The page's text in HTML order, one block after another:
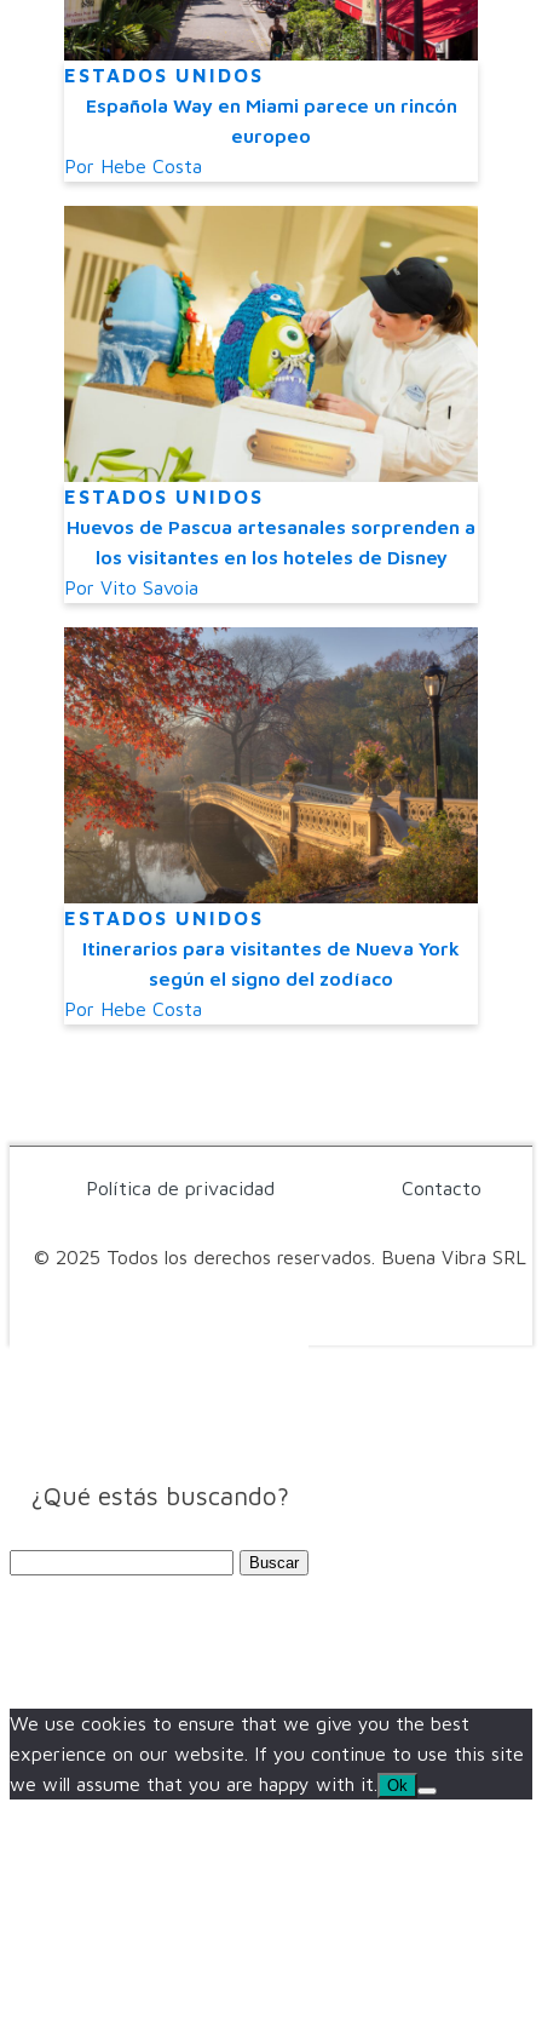
ESTADOS UNIDOS
Española Way en Miami parece un rincón
europeo
Por Hebe Costa
ESTADOS UNIDOS
Huevos de Pascua artesanales sorprenden a
los visitantes en los hoteles de Disney
Por Vito Savoia
ESTADOS UNIDOS
Itinerarios para visitantes de Nueva York
según el signo del zodíaco
Por Hebe Costa
© 2025 Todos los derechos reservados. Buena Vibra SRL
Política de privacidad Contacto
¿Qué estás buscando?
We use cookies to ensure that we give you the best
experience on our website. If you continue to use this site
we will assume that you are happy with it.
Ok